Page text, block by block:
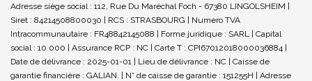
Adresse siège social : 112, Rue Du Maréchal Foch - 67380 LINGOLSHEIM |
Siret : 84214508800030 | RCS : STRASBOURG | Numero TVA
Intracommunautaire : FR48842145088 | Forme juridique : SARL | Capital
social : 10 000 | Assurance RCP : NC | Carte T : CPI67012018000036884 |
Date de délivrance : 2025-01-01 | Lieu de délivrance : NC | Caisse de
garantie financière : GALIAN. | N° de caisse de garantie : 151255H | Adresse